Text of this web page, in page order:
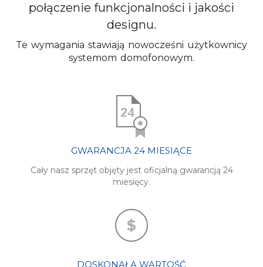
połączenie funkcjonalności i jakości
designu.
Te wymagania stawiają nowocześni użytkownicy
systemom domofonowym.
GWARANCJA 24 MIESIĄCE
Cały nasz sprzęt objęty jest oficjalną gwarancją 24
miesięcy.
DOSKONAŁA WARTOŚĆ